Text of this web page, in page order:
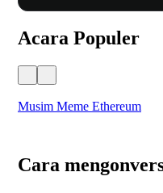
Acara Populer
Musim Meme Ethereum
Cara